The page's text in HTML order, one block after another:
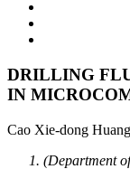
DRILLING
IN
Cao Xie-dong
(Department